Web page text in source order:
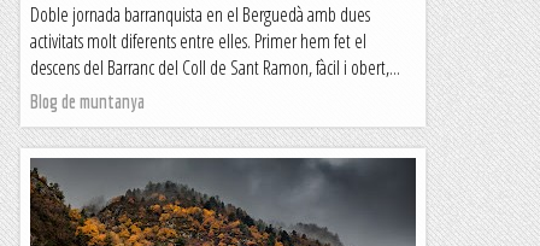
Doble jornada barranquista en el Berguedà amb dues
activitats molt diferents entre elles. Primer hem fet el
descens del Barranc del Coll de Sant Ramon, fàcil i obert,...
Blog de muntanya